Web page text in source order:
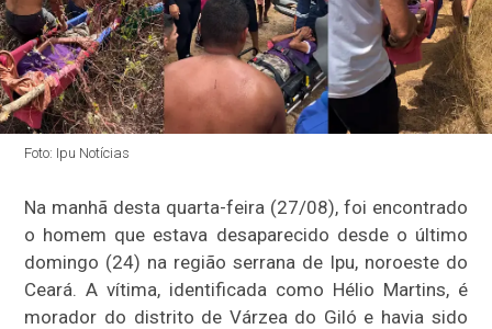
Foto: Ipu Notícias
Na manhã desta quarta-feira (27/08), foi encontrado
o homem que estava desaparecido desde o último
domingo (24) na região serrana de Ipu, noroeste do
Ceará. A vítima, identificada como Hélio Martins, é
morador do distrito de Várzea do Giló e havia sido